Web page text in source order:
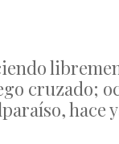
cruzado;
hace